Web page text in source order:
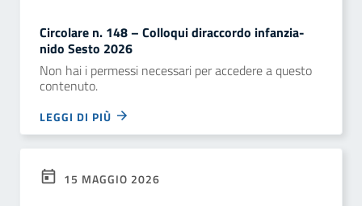
Circolare n. 148 – Colloqui diraccordo infanzia-
nido Sesto 2026
Non hai i permessi necessari per accedere a questo
contenuto.
LEGGI DI PIÙ
15 MAGGIO 2026